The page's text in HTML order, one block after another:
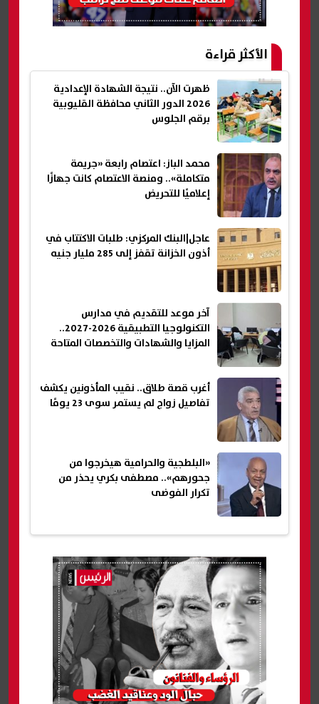
الأكثر قراءة
ظهرت الآن.. نتيجة الشهادة الإعدادية
2026 الدور الثاني محافظة القليوبية
برقم الجلوس
محمد الباز: اعتصام رابعة «جريمة
متكاملة».. ومنصة الاعتصام كانت جهازًا
إعلاميًا للتحريض
عاجل|البنك المركزي: طلبات الاكتتاب في
أذون الخزانة تقفز إلى 285 مليار جنيه
آخر موعد للتقديم في مدارس
التكنولوجيا التطبيقية 2026-2027..
المزايا والشهادات والتخصصات المتاحة
أغرب قصة طلاق.. نقيب المأذونين يكشف
تفاصيل زواج لم يستمر سوى 23 يومًا
«البلطجية والحرامية هيخرجوا من
جحورهم».. مصطفى بكري يحذر من
تكرار الفوضى